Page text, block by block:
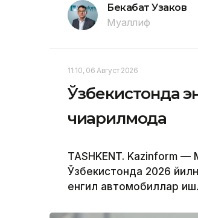
Бекабат Узаков
Муаллиф
11:10, 06 Август 2026
Ўзбекистонда
чиқарилмоқда
TASHKENT. Kazinform
Ўзбекистонда 2026
енгил автомобиллар